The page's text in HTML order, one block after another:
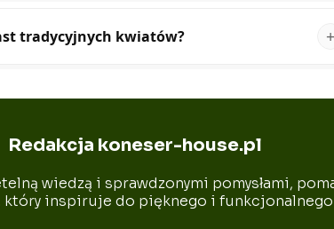
tradycyjnych kwiatów?
Redakcja koneser-house.pl
wiedzą i sprawdzonymi pomysłami,
który inspiruje do pięknego i